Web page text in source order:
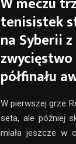
tenisistek
na Syberii
półfinału
W pierwszej grze
seta, ale później
miała jeszcze w